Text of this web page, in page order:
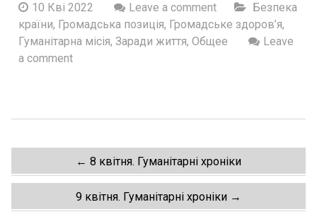
10 Кві 2022 Leave a comment
Безпека
країни, Громадська позиція, Громадське здоров’я,
Гуманітарна місія, Заради життя, Общее
Leave
a comment
Post
navigation
← 8 квітня. Гуманiтарнi хронiки
9 квiтня. Гуманiтарнi хронiки →